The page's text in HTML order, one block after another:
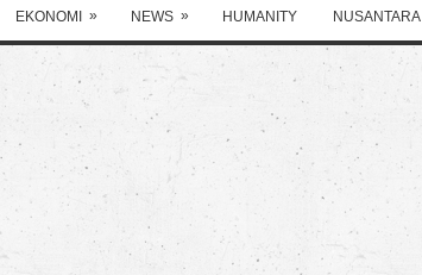
EKONOMI » NEWS » HUMANITY NUSANTARA